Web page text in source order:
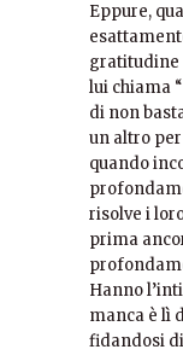
Eppure,
gratitudine
lui chiama
di non
un altro
quando
risolve i
prima
Hanno
manca è lì
fidandosi